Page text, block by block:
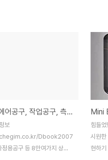
전동공구, 에어공구, 작업공구, 측정공구, 유압공구, 목공구 등 다양한 , 한국기계공구종합카탈로그
보
Dbook2007/intro/
정용공구 등 8만여가지 상품
힘들
시원한
현하기